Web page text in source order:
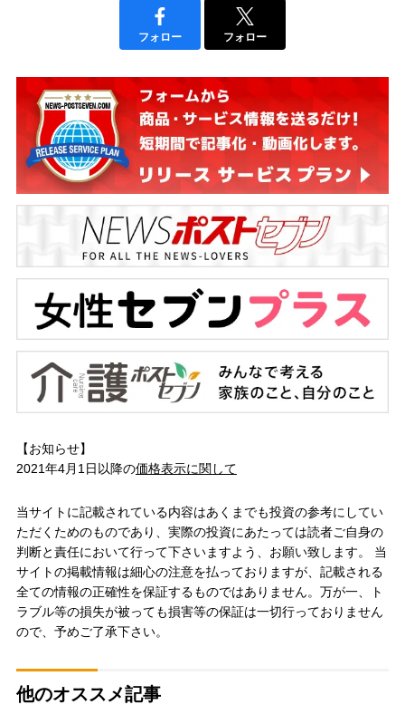
フォロー フォロー
【お知らせ】
2021年4月1日以降の価格表示に関して
当サイトに記載されている内容はあくまでも投資の参考にしてい
ただくためのものであり、実際の投資にあたっては読者ご自身の
判断と責任において行って下さいますよう、お願い致します。 当
サイトの掲載情報は細心の注意を払っておりますが、記載される
全ての情報の正確性を保証するものではありません。万が一、ト
ラブル等の損失が被っても損害等の保証は一切行っておりません
ので、予めご了承下さい。
他のオススメ記事